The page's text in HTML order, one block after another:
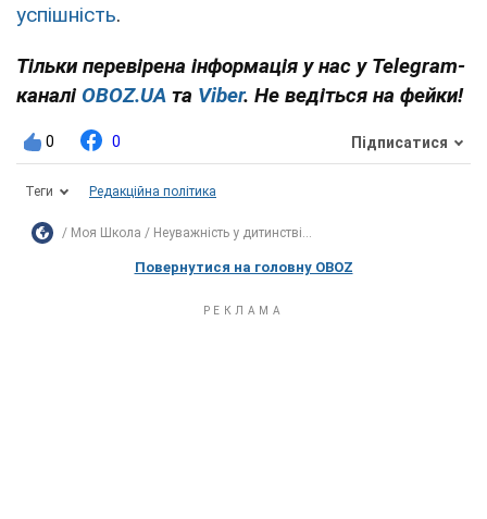
успішність.
Тільки перевірена інформація у нас у Telegram-
каналі OBOZ.UA та Viber. Не ведіться на фейки!
0 0 Підписатися
Теги Редакційна політика
Моя Школа Неуважність у дитинстві...
Повернутися на головну OBOZ